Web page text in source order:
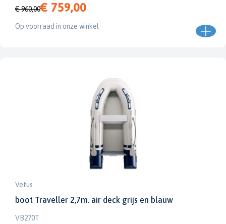
€ 960,00€ 759,00
Op voorraad in onze winkel
Vetus
boot Traveller 2,7m. air deck grijs en blauw
VB270T